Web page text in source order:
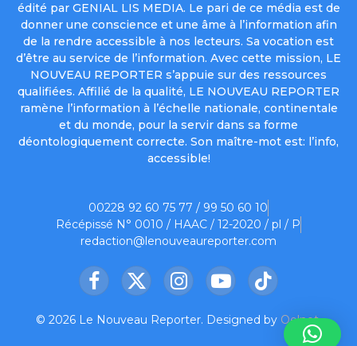
édité par GENIAL LIS MEDIA. Le pari de ce média est de
donner une conscience et une âme à l’information afin
de la rendre accessible à nos lecteurs. Sa vocation est
d’être au service de l’information. Avec cette mission, LE
NOUVEAU REPORTER s’appuie sur des ressources
qualifiées. Affilié de la qualité, LE NOUVEAU REPORTER
ramène l’information à l’échelle nationale, continentale
et du monde, pour la servir dans sa forme
déontologiquement correcte. Son maître-mot est: l’info,
accessible!
00228 92 60 75 77 / 99 50 60 10
Récépissé N° 0010 / HAAC / 12-2020 / pl / P
redaction@lenouveaureporter.com
Facebook
X
InstagramYouTubeTikTok
© 2026 Le Nouveau Reporter. Designed by Oelnet.